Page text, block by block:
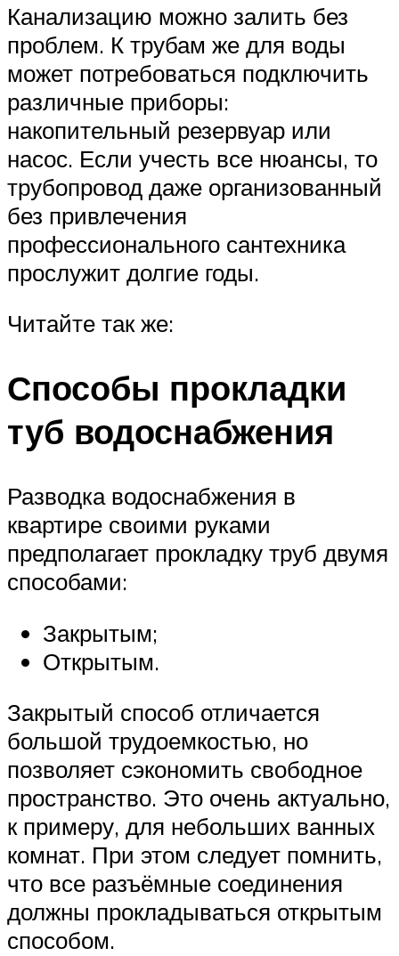
Канализацию можно залить без
проблем. К трубам же для воды
может потребоваться подключить
различные приборы:
накопительный резервуар или
насос. Если учесть все нюансы, то
трубопровод даже организованный
без привлечения
профессионального сантехника
прослужит долгие годы.
Читайте так же:
Способы прокладки
туб водоснабжения
Разводка водоснабжения в
квартире своими руками
предполагает прокладку труб двумя
способами:
Закрытым;
Открытым.
Закрытый способ отличается
большой трудоемкостью, но
позволяет сэкономить свободное
пространство. Это очень актуально,
к примеру, для небольших ванных
комнат. При этом следует помнить,
что все разъёмные соединения
должны прокладываться открытым
способом.